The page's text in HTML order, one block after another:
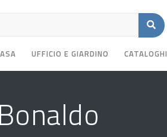
UFFICIO E GIARDINO CATALOGHI